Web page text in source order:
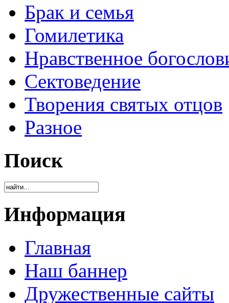
Брак и семья
Гомилетика
Нравственное
Сектоведение
Творения святых отцов
Разное
Поиск
Информация
Главная
Наш баннер
Дружественные сайты